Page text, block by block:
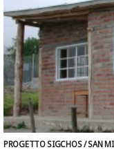
PROGETTO SIGCHOS / SAN